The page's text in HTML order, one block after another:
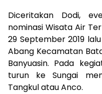
Diceritakan Dodi,
nominasi Wisata Air
29 September 2019
Abang Kecamatan
Banyuasin. Pada
turun ke Sungai
Tangkul atau Anco.